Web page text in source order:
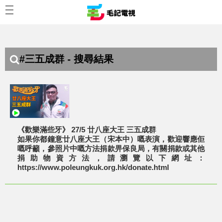
#三五成群 - 搜尋結果
《歡樂滿些牙》 27/5 廿八座大王 三五成群
如果你都鐘意廿八座大王（宋本中）嘅表演，歡迎響應佢
嘅呼籲，參照片中嘅方法捐款畀保良局，有關捐款或其他
捐助物資方法，請瀏覽以下網址：
https://www.poleungkuk.org.hk/donate.html